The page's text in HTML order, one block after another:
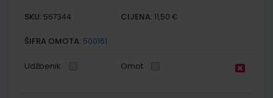
SKU: 567344 CIJENA: 11,50 €
ŠIFRA OMOTA: 500161
Udžbenik Omot